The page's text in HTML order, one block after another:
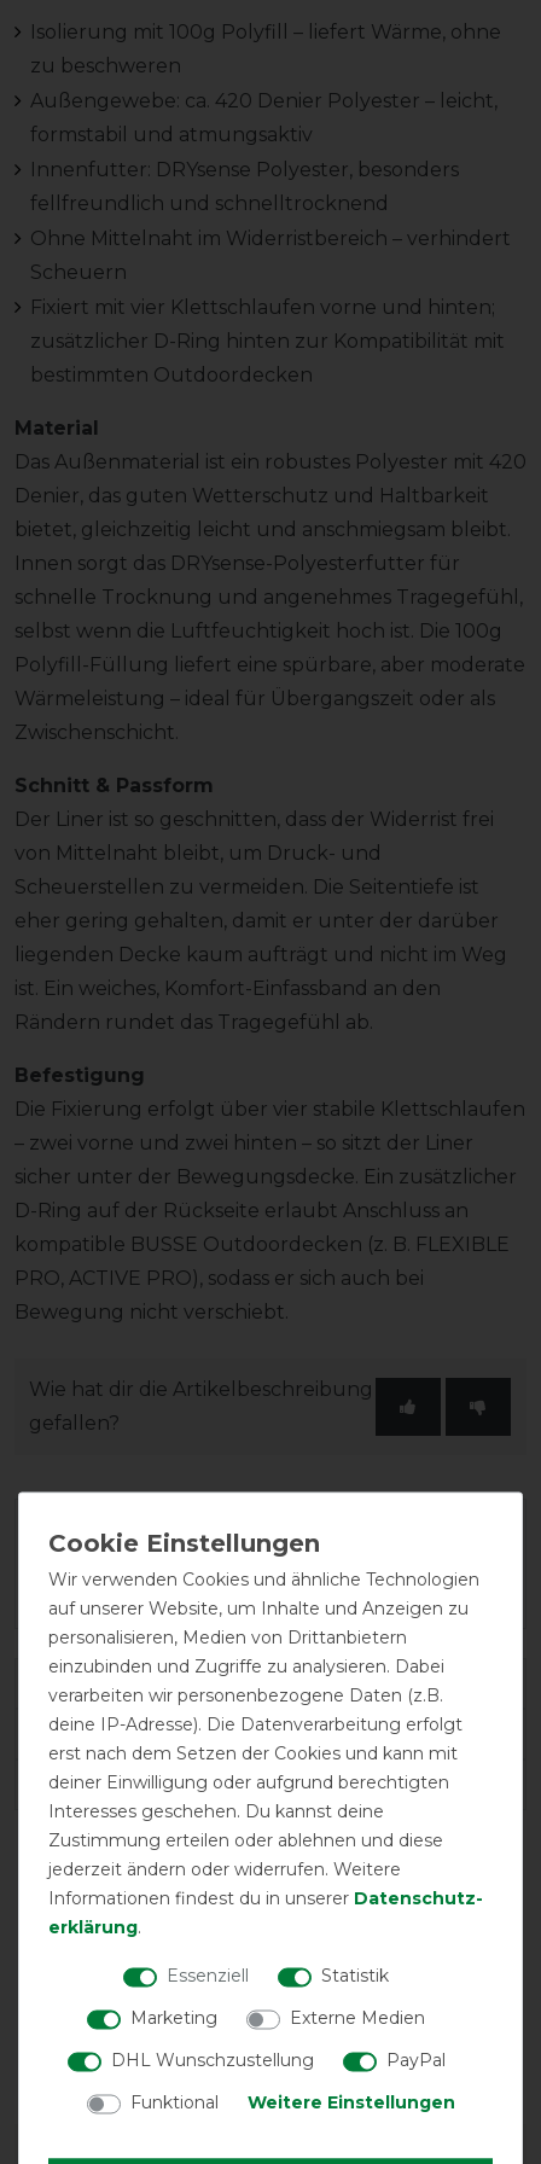
Isolierung mit 100g Polyfill – liefert Wärme, ohne
zu beschweren
Außengewebe: ca. 420 Denier Polyester – leicht,
formstabil und atmungsaktiv
Innenfutter: DRYsense Polyester, besonders
fellfreundlich und schnelltrocknend
Ohne Mittelnaht im Widerristbereich – verhindert
Scheuern
Fixiert mit vier Klettschlaufen vorne und hinten;
zusätzlicher D-Ring hinten zur Kompatibilität mit
bestimmten Outdoordecken
Material
Das Außenmaterial ist ein robustes Polyester mit 420
Denier, das guten Wetterschutz und Haltbarkeit
bietet, gleichzeitig leicht und anschmiegsam bleibt.
Innen sorgt das DRYsense-Polyesterfutter für
schnelle Trocknung und angenehmes Tragegefühl,
selbst wenn die Luftfeuchtigkeit hoch ist. Die 100g
Polyfill-Füllung liefert eine spürbare, aber moderate
Wärmeleistung – ideal für Übergangszeit oder als
Zwischenschicht.
Schnitt & Passform
Der Liner ist so geschnitten, dass der Widerrist frei
von Mittelnaht bleibt, um Druck- und
Scheuerstellen zu vermeiden. Die Seitentiefe ist
eher gering gehalten, damit er unter der darüber
liegenden Decke kaum aufträgt und nicht im Weg
ist. Ein weiches, Komfort-Einfassband an den
Rändern rundet das Tragegefühl ab.
Befestigung
Die Fixierung erfolgt über vier stabile Klettschlaufen
– zwei vorne und zwei hinten – so sitzt der Liner
sicher unter der Bewegungsdecke. Ein zusätzlicher
D-Ring auf der Rückseite erlaubt Anschluss an
kompatible BUSSE Outdoordecken (z. B. FLEXIBLE
PRO, ACTIVE PRO), sodass er sich auch bei
Bewegung nicht verschiebt.
Wie hat dir die Artikelbeschreibung
gefallen?
Varianten-ID: 86897
SKU: 603350.040.154.
EAN:4026107730899
atmungsaktiv
Wir verwenden Cookies und ähnliche Technologien
auf unserer Website, um Inhalte und Anzeigen zu
personalisieren, Medien von Drittanbietern
einzubinden und Zugriffe zu analysieren. Dabei
verarbeiten wir personenbezogene Daten (z.B.
deine IP-Adresse). Die Datenverarbeitung erfolgt
erst nach dem Setzen der Cookies und kann mit
deiner Einwilligung oder aufgrund berechtigten
Interesses geschehen. Du kannst deine
Zustimmung erteilen oder ablehnen und diese
jederzeit ändern oder widerrufen. Weitere
Informationen findest du in unserer Daten­schutz­
erklärung.
Essenziell
Statistik
Marketing
Externe Medien
DHL Wunschzustellung
PayPal
Funktional
Weitere Einstellungen